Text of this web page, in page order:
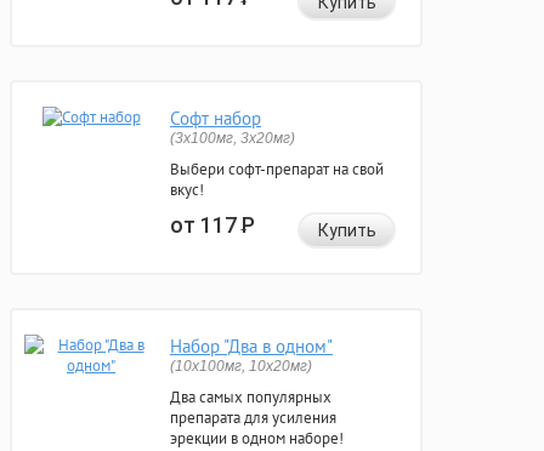
Софт набор
(3x100мг, 3x20мг)
Выбери софт-препарат на свой
вкус!
от 117Р Купить
Набор "Два в одном"
(10x100мг, 10x20мг)
Два самых популярных
препарата для усиления
эрекции в одном наборе!